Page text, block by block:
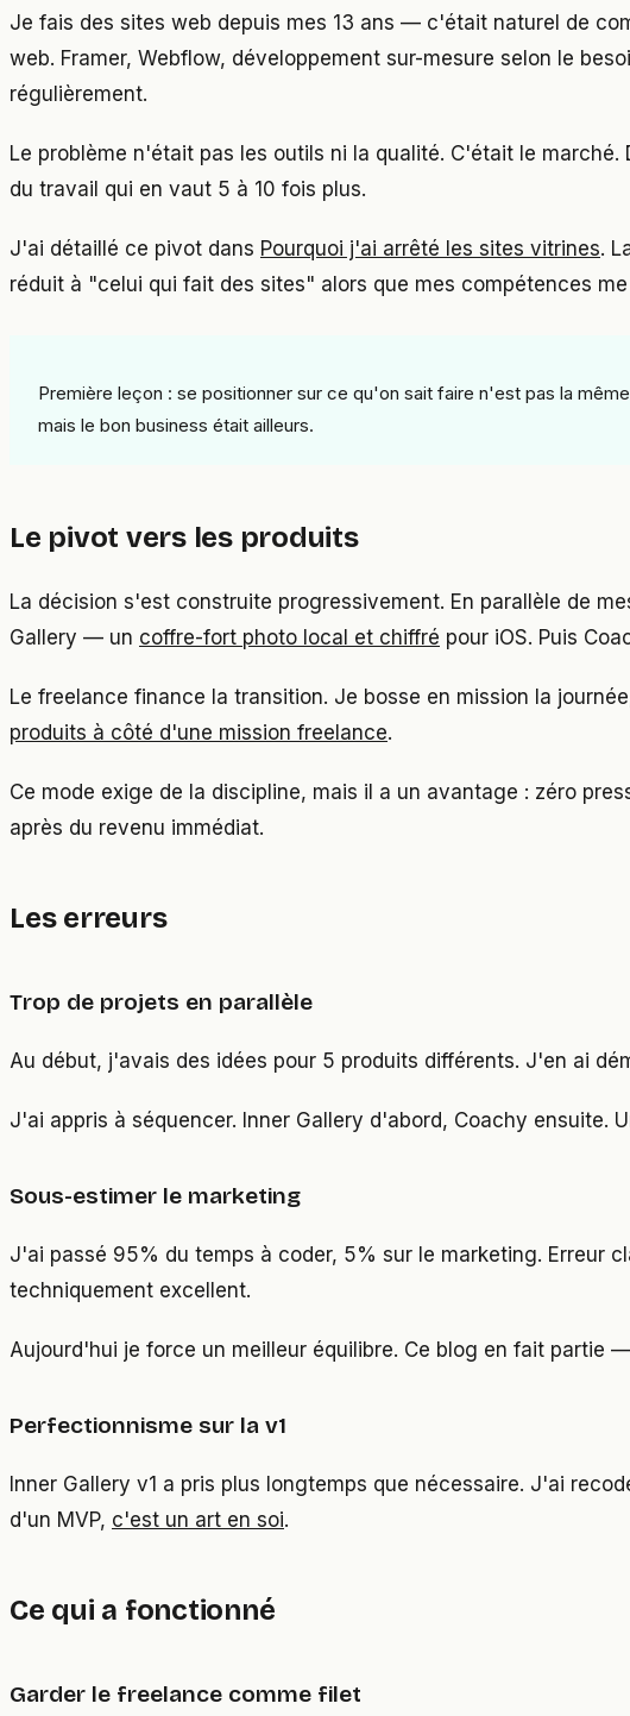
Je fais des sites web depuis mes 13 ans — c'était naturel de
web. Framer, Webflow, développement sur-mesure selon le
régulièrement.
Le problème n'était pas les outils ni la qualité. C'était le
du travail qui en vaut 5 à 10 fois plus.
J'ai détaillé ce pivot dans Pourquoi j'ai arrêté les sites vitrines.
réduit à "celui qui fait des sites" alors que mes compétences
Première leçon : se positionner sur ce qu'on sait faire n'est pas la
mais le bon business était ailleurs.
Le pivot vers les produits
La décision s'est construite progressivement. En parallèle de
Gallery — un coffre-fort photo local et chiffré pour iOS. Puis
Le freelance finance la transition. Je bosse en mission la
produits à côté d'une mission freelance.
Ce mode exige de la discipline, mais il a un avantage : zéro
après du revenu immédiat.
Les erreurs
Trop de projets en parallèle
Au début, j'avais des idées pour 5 produits différents. J'en ai
J'ai appris à séquencer. Inner Gallery d'abord, Coachy ensuite.
Sous-estimer le marketing
J'ai passé 95% du temps à coder, 5% sur le marketing. Erreur
techniquement excellent.
Aujourd'hui je force un meilleur équilibre. Ce blog en fait partie
Perfectionnisme sur la v1
Inner Gallery v1 a pris plus longtemps que nécessaire. J'ai
d'un MVP, c'est un art en soi.
Ce qui a fonctionné
Garder le freelance comme filet